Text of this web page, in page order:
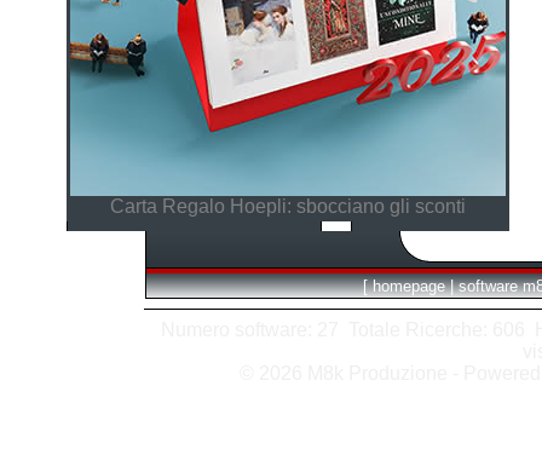
Carta Regalo Hoepli: sbocciano gli sconti
[ homepage | software